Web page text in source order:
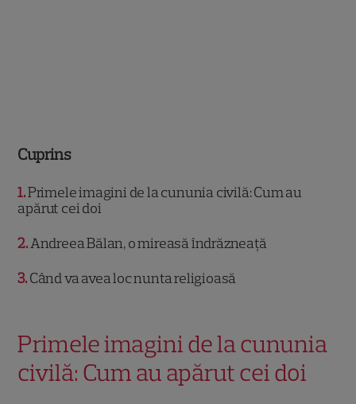
Cuprins
1 Primele imagini de la cununia civilă: Cum au
apărut cei doi
2 Andreea Bălan, o mireasă îndrăzneață
3 Când va avea loc nunta religioasă
Primele imagini de la cununia
civilă: Cum au apărut cei doi